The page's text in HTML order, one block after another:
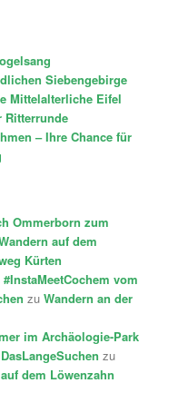
Siebengebirge
Mittelalterliche Eifel
Ritterrunde
– Ihre Chance für
Ommerborn zum
auf dem
Kürten
vom
zuWandern an der
im Archäologie-Park
zu
dem Löwenzahn